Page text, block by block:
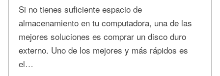
Si no tienes suficiente espacio de
almacenamiento en tu computadora, una de las
mejores soluciones es comprar un disco duro
externo. Uno de los mejores y más rápidos es
el…